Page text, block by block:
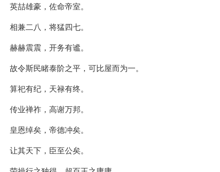
英喆雄豪，佐命帝室。
相兼二八，将猛四七。
赫赫震震，开务有谧。
故令斯民睹泰阶之平，可比屋而为一。
算祀有纪，天禄有终。
传业禅祚，高谢万邦。
皇恩绰矣，帝德冲矣。
让其天下，臣至公矣。